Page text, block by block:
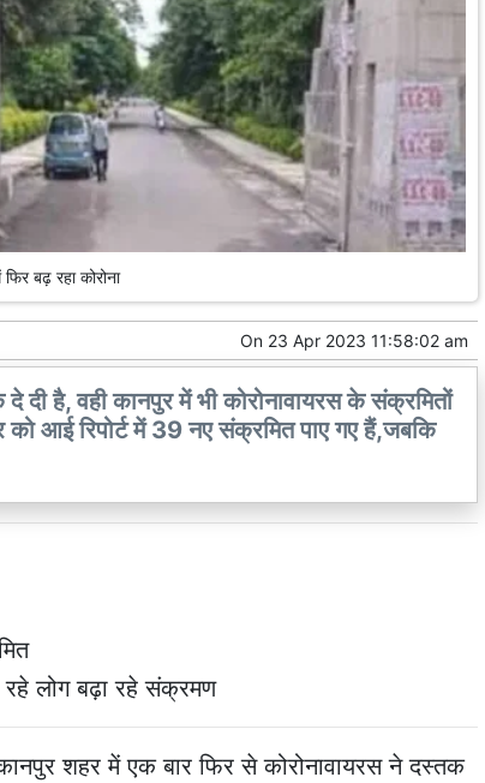
बढ़ रहा कोरोना
On 23 Apr 2023 11:58:02 am
दी है, वही कानपुर में भी कोरोनावायरस के संक्रमितों
आई रिपोर्ट में 39 नए संक्रमित पाए गए हैं,जबकि
लोग बढ़ा रहे संक्रमण
शहर में एक बार फिर से कोरोनावायरस ने दस्तक